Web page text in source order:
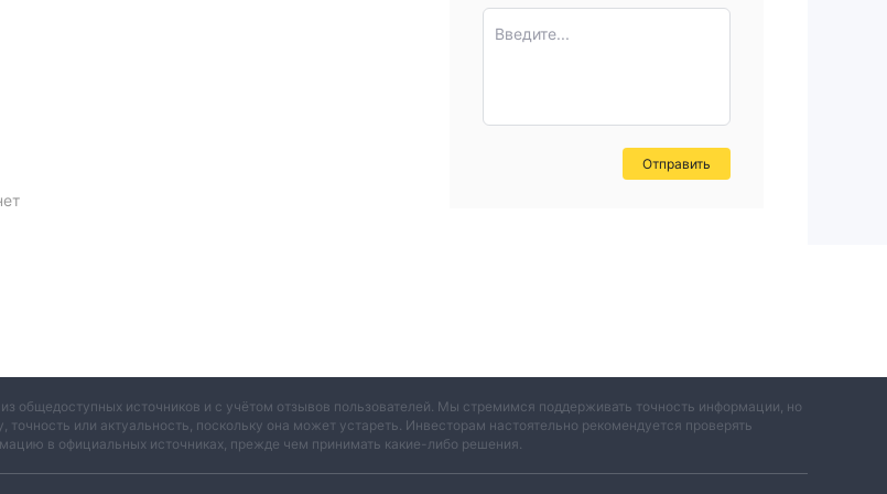
доступна через
чтобы обеспечить безопасность ваших сделок.
Введите...
Отправить
общедоступных источников и с учётом отзывов пользователей. Мы стремимся поддерживать точность информации, но
точность или актуальность, поскольку она может устареть. Инвесторам настоятельно рекомендуется проверять
в официальных источниках, прежде чем принимать какие-либо решения.